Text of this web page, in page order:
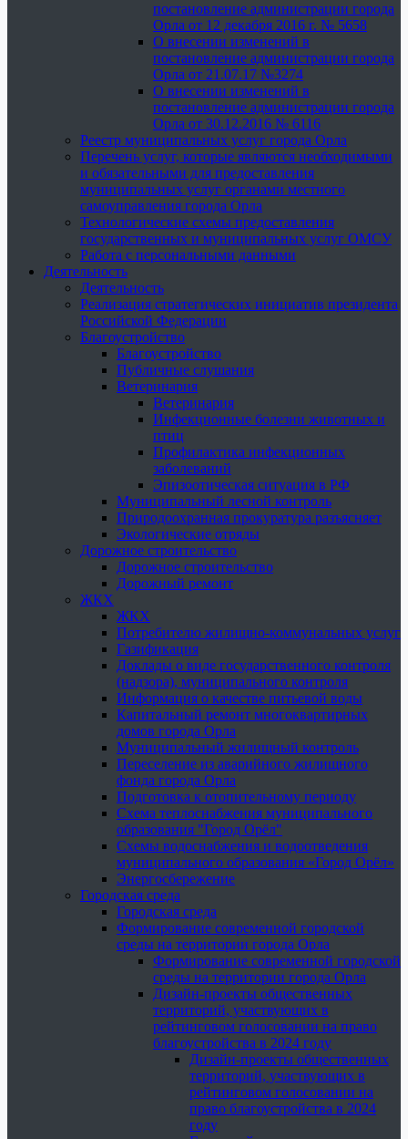
постановление администрации города
Орла от 12 декабря 2016 г. № 5658
О внесении изменений в
постановление администрации города
Орла от 21.07.17 №3274
О внесении изменений в
постановление администрации города
Орла от 30.12.2016 № 6116
Реестр муниципальных услуг города Орла
Перечень услуг, которые являются необходимыми
и обязательными для предоставления
муниципальных услуг органами местного
самоуправления города Орла
Технологические схемы предоставления
государственных и муниципальных услуг ОМСУ
Работа с персональными данными
Деятельность
Деятельность
Реализация стратегических инициатив президента
Российской Федерации
Благоустройство
Благоустройство
Публичные слушания
Ветеринария
Ветеринария
Инфекционные болезни животных и
птиц
Профилактика инфекционных
заболеваний
Эпизоотическая ситуация в РФ
Муниципальный лесной контроль
Природоохранная прокуратура разъясняет
Экологические отряды
Дорожное строительство
Дорожное строительство
Дорожный ремонт
ЖКХ
ЖКХ
Потребителю жилищно-коммунальных услуг
Газификация
Доклады о виде государственного контроля
(надзора), муниципального контроля
Информация о качестве питьевой воды
Капитальный ремонт многоквартирных
домов города Орла
Муниципальный жилищный контроль
Переселение из аварийного жилищного
фонда города Орла
Подготовка к отопительному периоду
Схема теплоснабжения муниципального
образования "Город Орёл"
Схемы водоснабжения и водоотведения
муниципального образования «Город Орёл»
Энергосбережение
Городская среда
Городская среда
Формирование современной городской
среды на территории города Орла
Формирование современной городской
среды на территории города Орла
Дизайн-проекты общественных
территорий, участвующих в
рейтинговом голосовании на право
благоустройства в 2024 году
Дизайн-проекты общественных
территорий, участвующих в
рейтинговом голосовании на
право благоустройства в 2024
году